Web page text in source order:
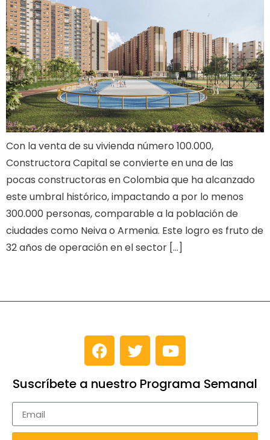
Con la venta de su vivienda número 100.000,
Constructora Capital se convierte en una de las
pocas constructoras en Colombia que ha alcanzado
este umbral histórico, impactando a por lo menos
300.000 personas, comparable a la población de
ciudades como Neiva o Armenia. Este logro es fruto de
32 años de operación en el sector […]
Suscríbete a nuestro Programa Semanal